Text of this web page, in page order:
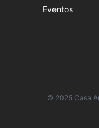
Eventos
© 2025 Casa